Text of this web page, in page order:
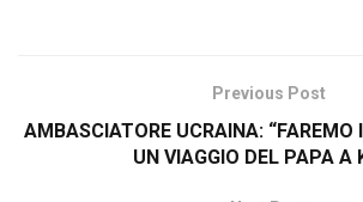
Previous Post
AMBASCIATORE UCRAINA: “FAREMO
UN VIAGGIO DEL PAPA A